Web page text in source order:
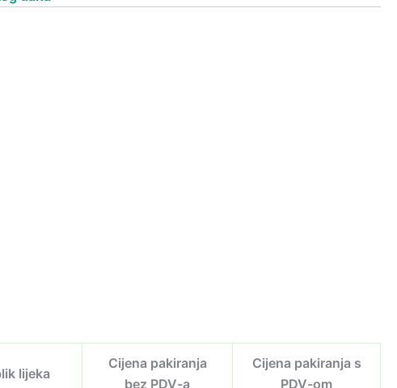
lijeka
Cijena pakiranja
bez PDV-a
Cijena pakiranja s
PDV-om